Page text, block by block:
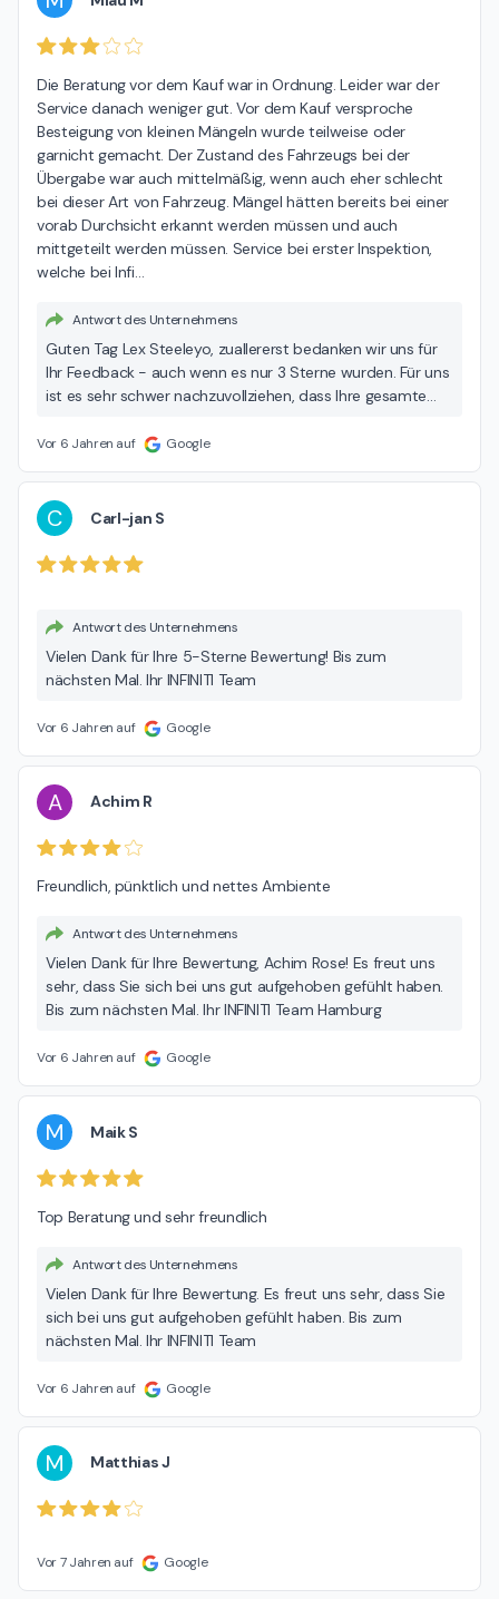
Die Beratung vor dem Kauf war in Ordnung. Leider war der
Service danach weniger gut. Vor dem Kauf versproche
Besteigung von kleinen Mängeln wurde teilweise oder
garnicht gemacht. Der Zustand des Fahrzeugs bei der
Übergabe war auch mittelmäßig, wenn auch eher schlecht
bei dieser Art von Fahrzeug. Mängel hätten bereits bei einer
vorab Durchsicht erkannt werden müssen und auch
mittgeteilt werden müssen. Service bei erster Inspektion,
welche bei Infi…
Antwort des Unternehmens
Guten Tag Lex Steeleyo, zuallererst bedanken wir uns für
Ihr Feedback - auch wenn es nur 3 Sterne wurden. Für uns
ist es sehr schwer nachzuvollziehen, dass Ihre gesamte
wir diesen Vorgang gerne gemeinsam mit Ihnen
können wir Sie, anhand Ihrer Google-Bewertung, nicht
zuordnen. Deshalb möchten wir Sie bitten, sich mit uns via
Mail (info@automobile-guenther.de) mit weiteren
Kundendaten in Verbindung zu setzen. Ihre Zufriedenheit
Ihr INFINITI Team
Vor 6 Jahren auf Google
C Carl-jan S
Antwort des Unternehmens
Vielen Dank für Ihre 5-Sterne Bewertung! Bis zum
nächsten Mal. Ihr INFINITI Team
Vor 6 Jahren auf Google
A Achim R
Freundlich, pünktlich und nettes Ambiente
Antwort des Unternehmens
Vielen Dank für Ihre Bewertung, Achim Rose! Es freut uns
sehr, dass Sie sich bei uns gut aufgehoben gefühlt haben.
Bis zum nächsten Mal. Ihr INFINITI Team Hamburg
Vor 6 Jahren auf Google
M Maik S
Top Beratung und sehr freundlich
Antwort des Unternehmens
Vielen Dank für Ihre Bewertung. Es freut uns sehr, dass Sie
sich bei uns gut aufgehoben gefühlt haben. Bis zum
nächsten Mal. Ihr INFINITI Team
Vor 6 Jahren auf Google
M Matthias J
Vor 7 Jahren auf Google